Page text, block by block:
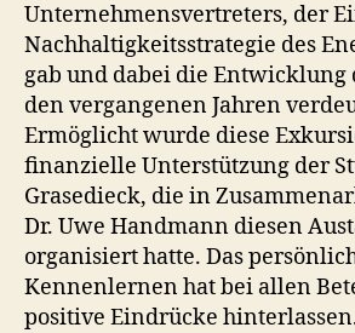
Unternehmensvertreters, der
Nachhaltigkeitsstrategie des
gab und dabei die Entwicklung
den vergangenen Jahren
Ermöglicht wurde diese
finanzielle Unterstützung der
Grasedieck, die in
Dr. Uwe Handmann diesen
organisiert hatte. Das
Kennenlernen hat bei allen
positive Eindrücke